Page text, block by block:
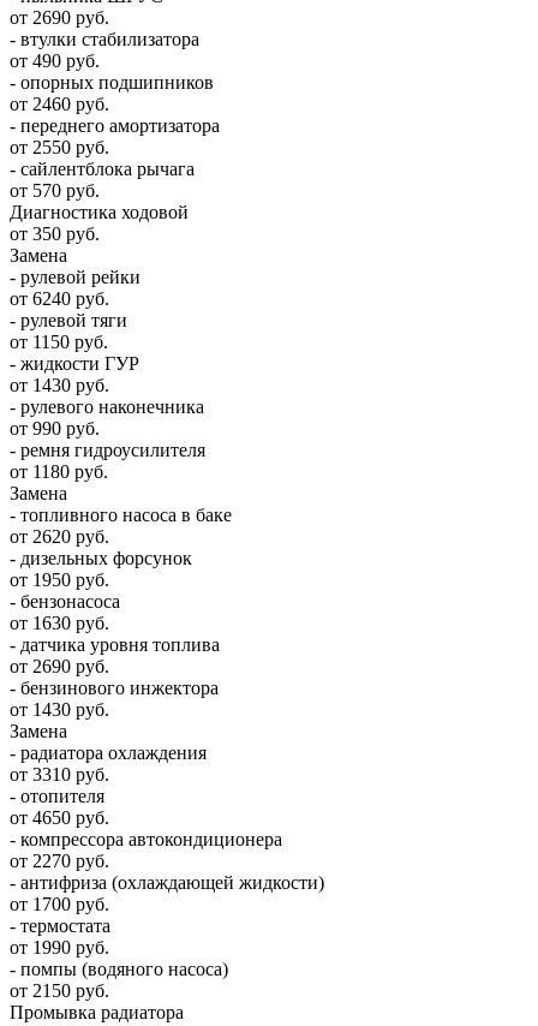
от 2690 руб.
- втулки стабилизатора
от 490 руб.
- опорных подшипников
от 2460 руб.
- переднего амортизатора
от 2550 руб.
- сайлентблока рычага
от 570 руб.
Диагностика ходовой
от 350 руб.
Замена
- рулевой рейки
от 6240 руб.
- рулевой тяги
от 1150 руб.
- жидкости ГУР
от 1430 руб.
- рулевого наконечника
от 990 руб.
- ремня гидроусилителя
от 1180 руб.
Замена
- топливного насоса в баке
от 2620 руб.
- дизельных форсунок
от 1950 руб.
- бензонасоса
от 1630 руб.
- датчика уровня топлива
от 2690 руб.
- бензинового инжектора
от 1430 руб.
Замена
- радиатора охлаждения
от 3310 руб.
- отопителя
от 4650 руб.
- компрессора автокондиционера
от 2270 руб.
- антифриза (охлаждающей жидкости)
от 1700 руб.
- термостата
от 1990 руб.
- помпы (водяного насоса)
от 2150 руб.
Промывка радиатора